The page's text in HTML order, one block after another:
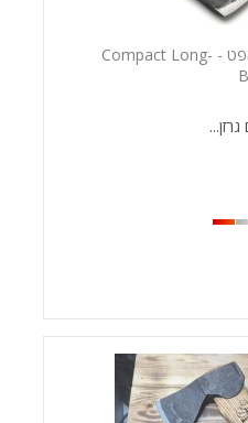
Beaver Craft - גרזן ביבר קראפט - Compact Long-